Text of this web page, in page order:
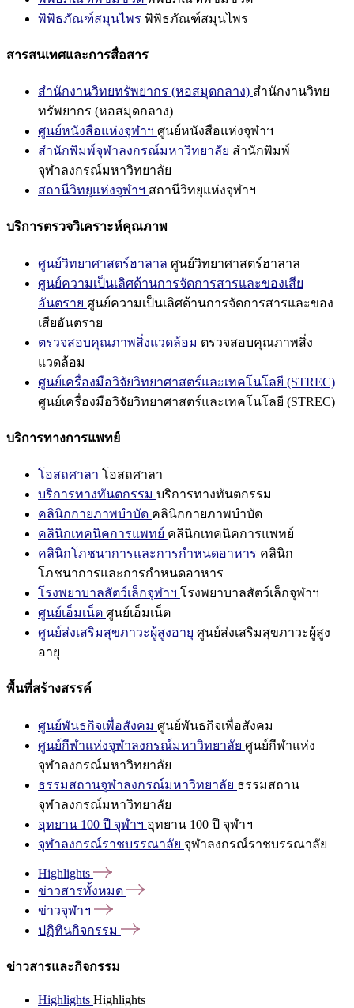
พิพิธภัณฑ์สมุนไพร พิพิธภัณฑ์สมุนไพร
สารสนเทศและการสื่อสาร
สำนักงานวิทยทรัพยากร (หอสมุดกลาง) สำนักงานวิทย
ทรัพยากร (หอสมุดกลาง)
ศูนย์หนังสือแห่งจุฬาฯ ศูนย์หนังสือแห่งจุฬาฯ
สำนักพิมพ์จุฬาลงกรณ์มหาวิทยาลัย สำนักพิมพ์
จุฬาลงกรณ์มหาวิทยาลัย
สถานีวิทยุแห่งจุฬาฯ สถานีวิทยุแห่งจุฬาฯ
บริการตรวจวิเคราะห์คุณภาพ
ศูนย์วิทยาศาสตร์ฮาลาล ศูนย์วิทยาศาสตร์ฮาลาล
ศูนย์ความเป็นเลิศด้านการจัดการสารและของเสีย
อันตราย ศูนย์ความเป็นเลิศด้านการจัดการสารและของ
เสียอันตราย
ตรวจสอบคุณภาพสิ่งแวดล้อม ตรวจสอบคุณภาพสิ่ง
แวดล้อม
ศูนย์เครื่องมือวิจัยวิทยาศาสตร์และเทคโนโลยี (STREC)
ศูนย์เครื่องมือวิจัยวิทยาศาสตร์และเทคโนโลยี (STREC)
บริการทางการแพทย์
โอสถศาลา โอสถศาลา
บริการทางทันตกรรม บริการทางทันตกรรม
คลินิกกายภาพบำบัด คลินิกกายภาพบำบัด
คลินิกเทคนิคการแพทย์ คลินิกเทคนิคการแพทย์
คลินิกโภชนาการและการกำหนดอาหาร คลินิก
โภชนาการและการกำหนดอาหาร
โรงพยาบาลสัตว์เล็กจุฬาฯ โรงพยาบาลสัตว์เล็กจุฬาฯ
ศูนย์เอ็มเน็ต ศูนย์เอ็มเน็ต
ศูนย์ส่งเสริมสุขภาวะผู้สูงอายุ ศูนย์ส่งเสริมสุขภาวะผู้สูง
อายุ
พื้นที่สร้างสรรค์
ศูนย์พันธกิจเพื่อสังคม ศูนย์พันธกิจเพื่อสังคม
ศูนย์กีฬาแห่งจุฬาลงกรณ์มหาวิทยาลัย ศูนย์กีฬาแห่ง
จุฬาลงกรณ์มหาวิทยาลัย
ธรรมสถานจุฬาลงกรณ์มหาวิทยาลัย ธรรมสถาน
จุฬาลงกรณ์มหาวิทยาลัย
อุทยาน 100 ปี จุฬาฯ อุทยาน 100 ปี จุฬาฯ
จุฬาลงกรณ์ราชบรรณาลัย จุฬาลงกรณ์ราชบรรณาลัย
Highlights
ข่าวสารทั้งหมด
ข่าวจุฬาฯ
ปฏิทินกิจกรรม
ข่าวสารและกิจกรรม
Highlights Highlights